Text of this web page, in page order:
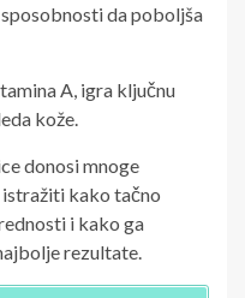
da poboljša
A, igra ključnu
kože.
donosi mnoge
istražiti kako tačno
i kako ga
rezultate.